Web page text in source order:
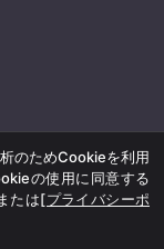
のためCookieを利用
の使用に同意する
または[プライバシーポ